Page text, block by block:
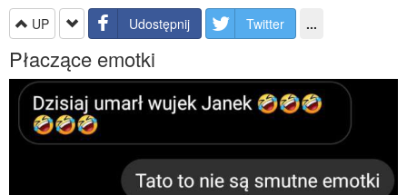
UP Udostępnij Twitter ...
Płaczące emotki